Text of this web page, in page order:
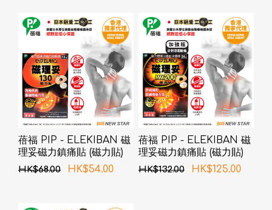
蓓福 PIP - ELEKIBAN 磁
理妥磁力鎮痛貼 (磁力貼)
130MT 12粒
HK$68.00 HK$54.00
蓓福 PIP - ELEKIBAN 磁
理妥磁力鎮痛貼 (磁力貼)
200MT 24粒
HK$132.00 HK$125.00